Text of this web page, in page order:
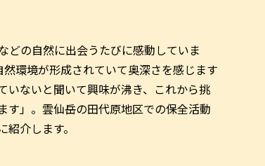
の自然に出会うたびに感動していま
環境が形成されていて奥深さを感じます
いないと聞いて興味が沸き、これから挑
す」。雲仙岳の田代原地区での保全活動
た写真を元に紹介します。